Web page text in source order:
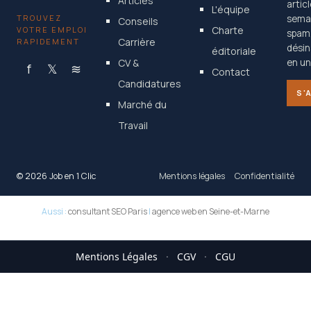
TROUVEZ
VOTRE EMPLOI
RAPIDEMENT
f 𝕏 ≋
Conseils
Carrière
CV &
Candidatures
Marché du
Travail
L'équipe
Charte
éditoriale
Contact
en
© 2026 Job en 1 Clic Mentions légales Confidentialité
Aussi :consultant SEO Paris|agence web en Seine-et-Marne
Mentions Légales · CGV · CGU